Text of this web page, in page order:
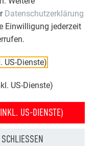
Datenschutzerklärung
Einwilligung jederzeit
US-Dienste)
US-Dienste)
US-DIENSTE)
in
zu führen
direkt auf der
Ausführung ist mit
WEITER